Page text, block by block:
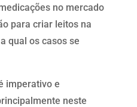
no mercado
para criar leitos na
qual os casos se
imperativo e
neste